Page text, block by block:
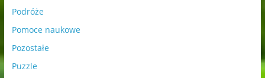
Podróże
Pomoce naukowe
Pozostałe
Puzzle